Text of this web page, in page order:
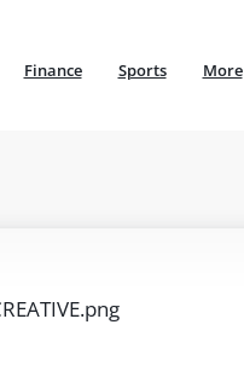
Finance Sports More